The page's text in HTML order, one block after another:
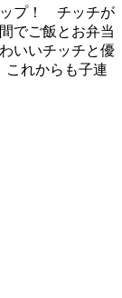
プ！ チッチが
でご飯とお弁当
いいチッチと優
これからも子連